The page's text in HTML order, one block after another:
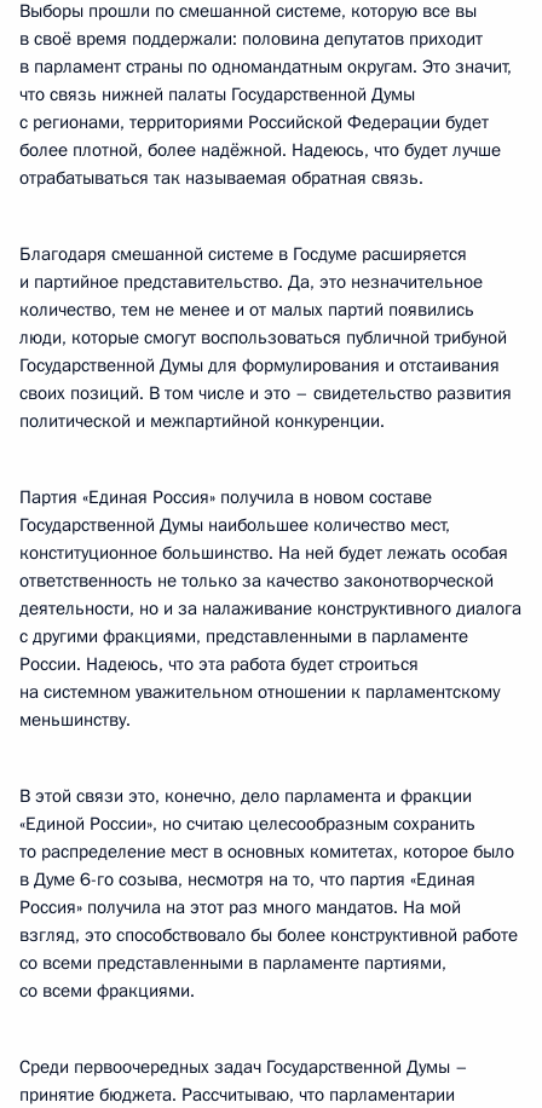
Выборы прошли по смешанной системе, которую все вы
в своё время поддержали: половина депутатов приходит
в парламент страны по одномандатным округам. Это значит,
что связь нижней палаты Государственной Думы
с регионами, территориями Российской Федерации будет
более плотной, более надёжной. Надеюсь, что будет лучше
отрабатываться так называемая обратная связь.
Благодаря смешанной системе в Госдуме расширяется
и партийное представительство. Да, это незначительное
количество, тем не менее и от малых партий появились
люди, которые смогут воспользоваться публичной трибуной
Государственной Думы для формулирования и отстаивания
своих позиций. В том числе и это – свидетельство развития
политической и межпартийной конкуренции.
Партия «Единая Россия» получила в новом составе
Государственной Думы наибольшее количество мест,
конституционное большинство. На ней будет лежать особая
ответственность не только за качество законотворческой
деятельности, но и за налаживание конструктивного диалога
с другими фракциями, представленными в парламенте
России. Надеюсь, что эта работа будет строиться
на системном уважительном отношении к парламентскому
меньшинству.
В этой связи это, конечно, дело парламента и фракции
«Единой России», но считаю целесообразным сохранить
то распределение мест в основных комитетах, которое было
в Думе 6-го созыва, несмотря на то, что партия «Единая
Россия» получила на этот раз много мандатов. На мой
взгляд, это способствовало бы более конструктивной работе
со всеми представленными в парламенте партиями,
со всеми фракциями.
Среди первоочередных задач Государственной Думы –
принятие бюджета. Рассчитываю, что парламентарии